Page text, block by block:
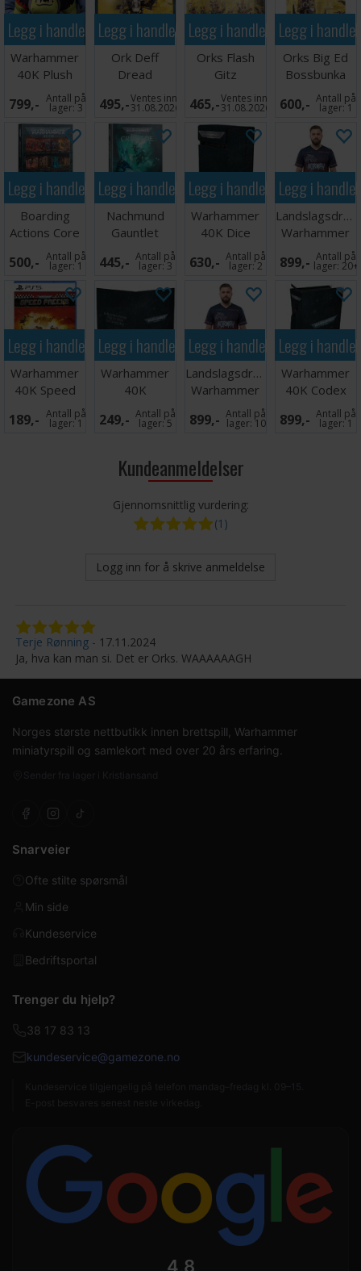
Legg i handlekurven
Warhammer
40K Plush
Figur Goff Ork
Boy
799,- Antall på
lager:3
Legg i handlekurven
Ork Deff
Dread
495,-Ventes inn
31.08.2026
Legg i handlekurven
Orks Flash
Gitz
465,-Ventes inn
31.08.2026
Legg i
Orks Big Ed
Bossbunka
600,- Antall på
lager:1
Legg i handlekurven
Boarding
Actions Core
Rules
500,- Antall på
lager:1
Legg i handlekurven
Nachmund
Gauntlet
Crusade
Campaign
445,- Antall på
lager:3
Legg i handlekurven
Warhammer
40K Dice
Tower
630,- Antall på
lager:2
Legg i
Landslagsdrakt
Warhammer
2026 Norge
XL
899,- Antall på
lager:20+
Legg i handlekurven
Warhammer
40K Speed
Freeks PS5
189,- Antall på
lager:1
Legg i handlekurven
Warhammer
40K
Datasheet
Folio
249,- Antall på
lager:5
Legg i handlekurven
Landslagsdrakt
Warhammer
2026 Norge L
899,- Antall på
lager: 10
Legg i
Warhammer
40K Codex
Book Folio
899,- Antall på
lager:1
Kundeanmeldelser
Gjennomsnittlig vurdering:
(1)
Logg inn for å skrive anmeldelse
Terje Rønning
17.11.2024
Ja, hva kan man si. Det er Orks. WAAAAAAGH
Gamezone AS
Norges største nettbutikk innen brettspill, Warhammer
miniatyrspill og samlekort med over 20 års erfaring.
Snarveier
Ofte stilte spørsmål
Min side
Kundeservice
Bedriftsportal
Trenger du hjelp?
38 17 83 13
kundeservice@gamezone.no
4,8